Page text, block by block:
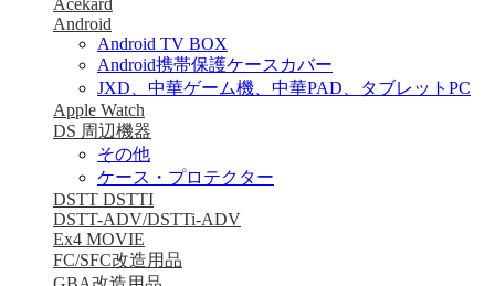
Acekard
Android
Android TV BOX
Android携帯保護ケースカバー
JXD、中華ゲーム機、中華PAD、タブレットPC
Apple Watch
DS 周辺機器
その他
ケース・プロテクター
DSTT DSTTI
DSTT-ADV/DSTTi-ADV
Ex4 MOVIE
FC/SFC改造用品